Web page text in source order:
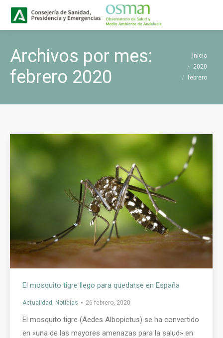
Archivos por mes:
febrero 2020
Estás aquí:Inicio
2020
febrero
El mosquito tigre llego para quedarse en España
Actualidad Noticias 26 febrero, 2020
El mosquito tigre (Aedes Albopictus) se ha convertido
en «una de las mayores amenazas para la salud» en